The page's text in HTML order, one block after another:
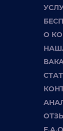
О